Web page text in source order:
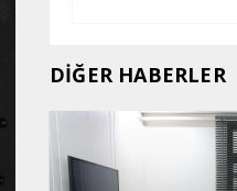
DİĞER HABERLER